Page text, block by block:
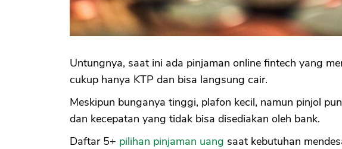
Untungnya, saat ini ada pinjaman online fintech yang
cukup hanya KTP dan bisa langsung cair.
Meskipun bunganya tinggi, plafon kecil, namun pinjol
dan kecepatan yang tidak bisa disediakan oleh bank.
Daftar 5+ pilihan pinjaman uang saat kebutuhan